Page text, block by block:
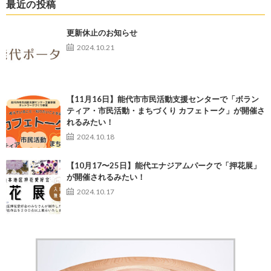
最近の投稿
更新休止のお知らせ
2024.10.21
【11月16日】能代市市民活動支援センターで「ボラン
ティア・市民活動・まちづくり カフェトーク」が開催さ
れるみたい！
2024.10.18
【10月17〜25日】能代エナジアムパークで「押花展」
が開催されるみたい！
2024.10.17